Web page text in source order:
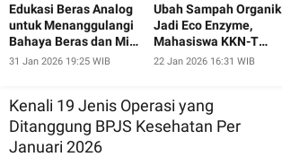
Edukasi Beras Analog
untuk Menanggulangi
Bahaya Beras dan Mie
Instan pada Ibu-Ibu
31 Jan 2026 19:25 WIB
Ubah Sampah Organik
Jadi Eco Enzyme,
Mahasiswa KKN-T
UNDIP Ajak Warga
22 Jan 2026 16:31 WIB
Kenali 19 Jenis Operasi yang
Ditanggung BPJS Kesehatan Per
Januari 2026